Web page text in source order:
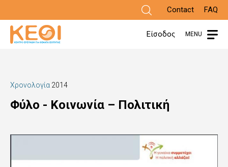
main
Contact FAQ
Είσοδος MENU
Χρονολογία 2014
Φύλο - Κοινωνία – Πολιτική